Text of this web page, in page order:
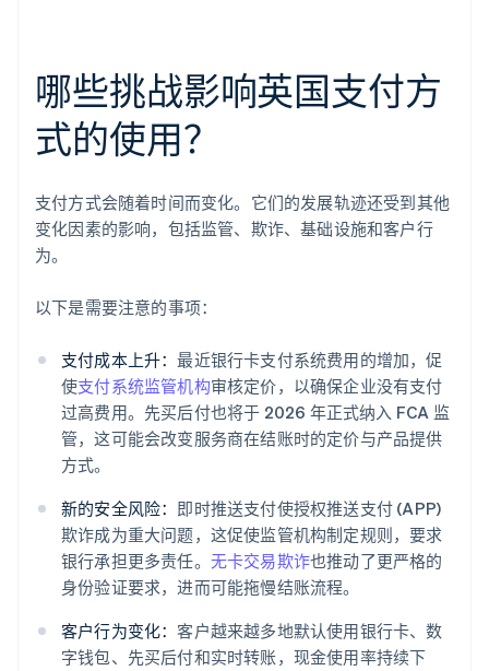
哪些挑战影响英国支付方
式的使用？
支付方式会随着时间而变化。它们的发展轨迹还受到其他
变化因素的影响，包括监管、欺诈、基础设施和客户行
为。
以下是需要注意的事项：
支付成本上升：最近银行卡支付系统费用的增加，促
使支付系统监管机构审核定价，以确保企业没有支付
过高费用。先买后付也将于 2026 年正式纳入 FCA 监
管，这可能会改变服务商在结账时的定价与产品提供
方式。
新的安全风险： 即时推送支付使授权推送支付 (APP)
欺诈成为重大问题，这促使监管机构制定规则，要求
银行承担更多责任。 无卡交易欺诈也推动了更严格的
身份验证要求，进而可能拖慢结账流程。
客户行为变化：客户越来越多地默认使用银行卡、数
字钱包、先买后付和实时转账，现金使用率持续下